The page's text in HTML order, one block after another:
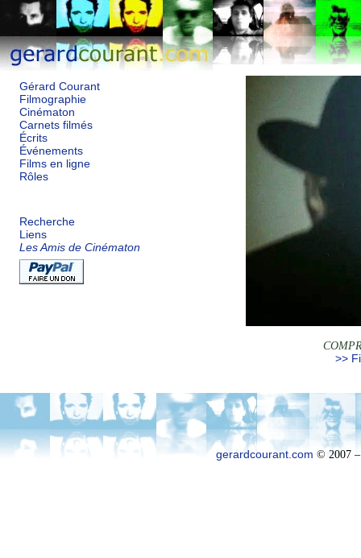
Gérard Courant
Filmographie
Cinématon
Carnets filmés
Écrits
Événements
Films en ligne
Rôles
Recherche
Liens
Les Amis de Cinématon
>>
gerardcourant.com © 2007